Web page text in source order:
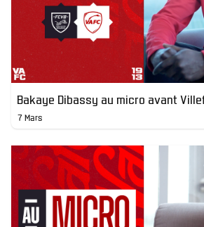
Bakaye Dibassy au micro avant
7 Mars